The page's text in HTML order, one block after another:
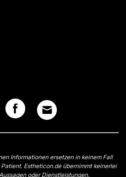
Informationen ersetzen in keinem Fall
Estheticon.de übernimmt keinerlei
oder Dienstleistungen.